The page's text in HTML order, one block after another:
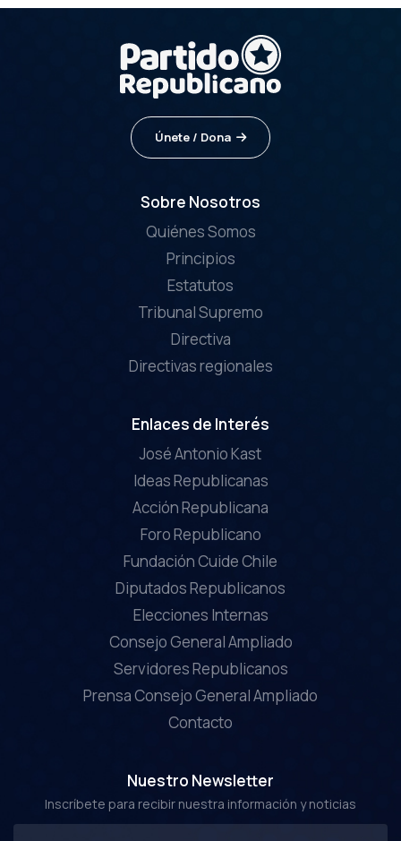
Únete / Dona
Sobre Nosotros
Quiénes Somos
Principios
Estatutos
Tribunal Supremo
Directiva
Directivas regionales
Enlaces de Interés
José Antonio Kast
Ideas Republicanas
Acción Republicana
Foro Republicano
Fundación Cuide Chile
Diputados Republicanos
Elecciones Internas
Consejo General Ampliado
Servidores Republicanos
Prensa Consejo General Ampliado
Contacto
Nuestro Newsletter
Inscríbete para recibir nuestra información y noticias